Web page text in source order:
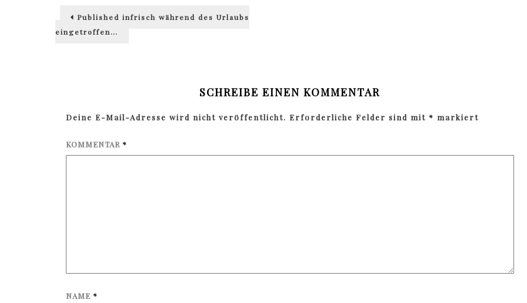
Beitragsnavigation
Published infrisch während des Urlaubs
eingetroffen…
SCHREIBE EINEN KOMMENTAR
Deine E-Mail-Adresse wird nicht veröffentlicht. Erforderliche Felder sind mit * markiert
KOMMENTAR *
NAME *